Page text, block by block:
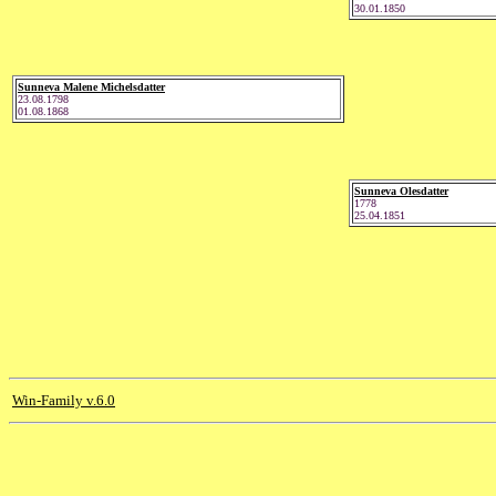
Sunneva Malene Michelsdatter
23.08.1798
01.08.1868
30.01.1850
Sunneva Olesdatter
1778
25.04.1851
Win-Family v.6.0